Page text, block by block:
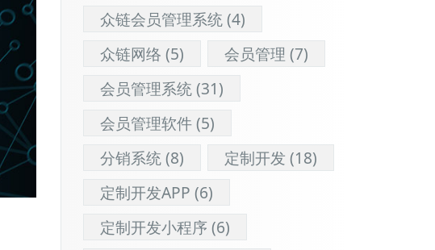
众链会员管理系统(4)
众链网络 (5) 会员管理 (7)
会员管理系统(31)
会员管理软件(5)
分销系统(8) 定制开发 (18)
定制开发APP (6)
定制开发小程序(6)